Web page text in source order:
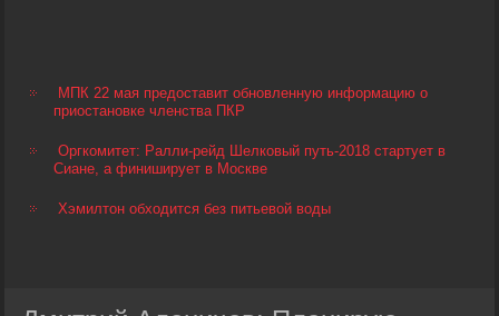
МПК 22 мая предоставит обновленную информацию о
приостановке членства ПКР
Оргкомитет: Ралли-рейд Шелковый путь-2018 стартует в
Сиане, а финиширует в Москве
Хэмилтон обходится без питьевой воды